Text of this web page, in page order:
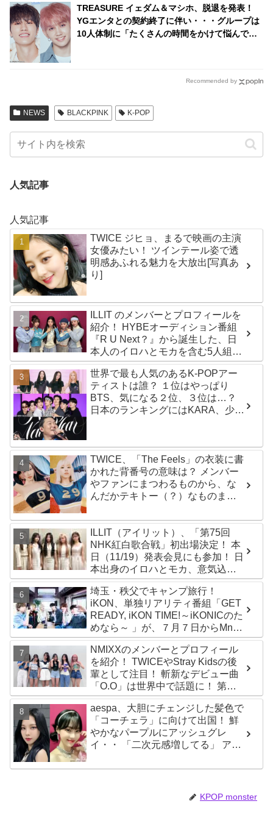
TREASURE イェダム＆マシホ、脱退を発表！
YGエンタとの契約終了に伴い・・・グループは
10人体制に「たくさんの時間をかけて悩んでき
Recommended by
NEWS BLACKPINK K-POP
人気記事
人気記事
TWICE ジヒョ、まるで映画の主演
女優みたい！ ツインテール姿で透
明感あふれる魅力を大放出[写真あ
り]
ILLIT のメンバーとプロフィールを
紹介！ HYBEオーディション番組
『R U Next？』から誕生した、日
本人のイロハとモカを含む5人組ガ
ールズグループ！ デビュー曲
「Magnetic」がいきなりの大ヒッ
ト
世界で最も人気のあるK-POPアー
ティストは誰？ １位はやっぱり
BTS、気になる２位、３位は…？
日本のランキングにはKARA、少女
TWICE、「The Feels」の衣装に書
かれた背番号の意味は？ メンバー
やファンにまつわるものから、な
んだかテキトー（？）なものま
ILLIT（アイリット）、「第75回
NHK紅白歌合戦」初出場決定！ 本
日（11/19）発表会見にも参加！ 日
本出身のイロハとモカ、意気込み
を語る「ずっと夢見てたステー
ジ…嬉しくて光栄」
埼玉・秩父でキャンプ旅行！
iKON、単独リアリティ番組「GET
READY, iKON TIME!～iKONICのた
めなら～ 」が、７月７日からMnet
で放送・配信スタート
NMIXXのメンバーとプロフィール
を紹介！ TWICEやStray Kidsの後
輩として注目！ 斬新なデビュー曲
「O.O」は世界中で話題に！ 第４
世代を代表する美女ソリュンをは
じめ、全員ビジュアルメンバーと
いわれるその魅力をチェック
aespa、大胆にチェンジした髪色で
「コーチェラ」に向けて出国！ 鮮
やかなパープルにアッシュグレ
イ・・ 「二次元感増してる」 アバ
KPOP monster